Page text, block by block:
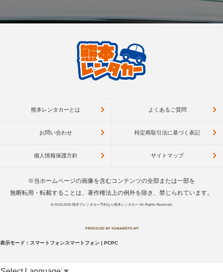
熊本レンタカーとは よくあるご質問
お問い合わせ 特定商取引法に基づく表記
個人情報保護方針 サイトマップ
※当ホームページの画像を含むコンテンツの全部または一部を
無断転用・転載することは、著作権法上の例外を除き、禁じられています。
© 2019-2026 熊本でレンタカー予約なら熊本レンタカーAll Rights Reserved.
表示モード： スマートフォンスマートフォン | PCPC